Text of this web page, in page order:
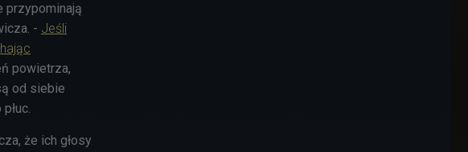
przypominają
- Jeśli
powietrza,
od siebie
że ich głosy